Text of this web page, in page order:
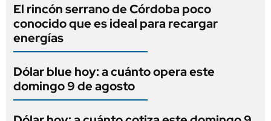
El rincón serrano de Córdoba poco
conocido que es ideal para recargar
energías
Dólar blue hoy: a cuánto opera este
domingo 9 de agosto